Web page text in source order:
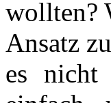
wollten?
Ansatz
es nicht